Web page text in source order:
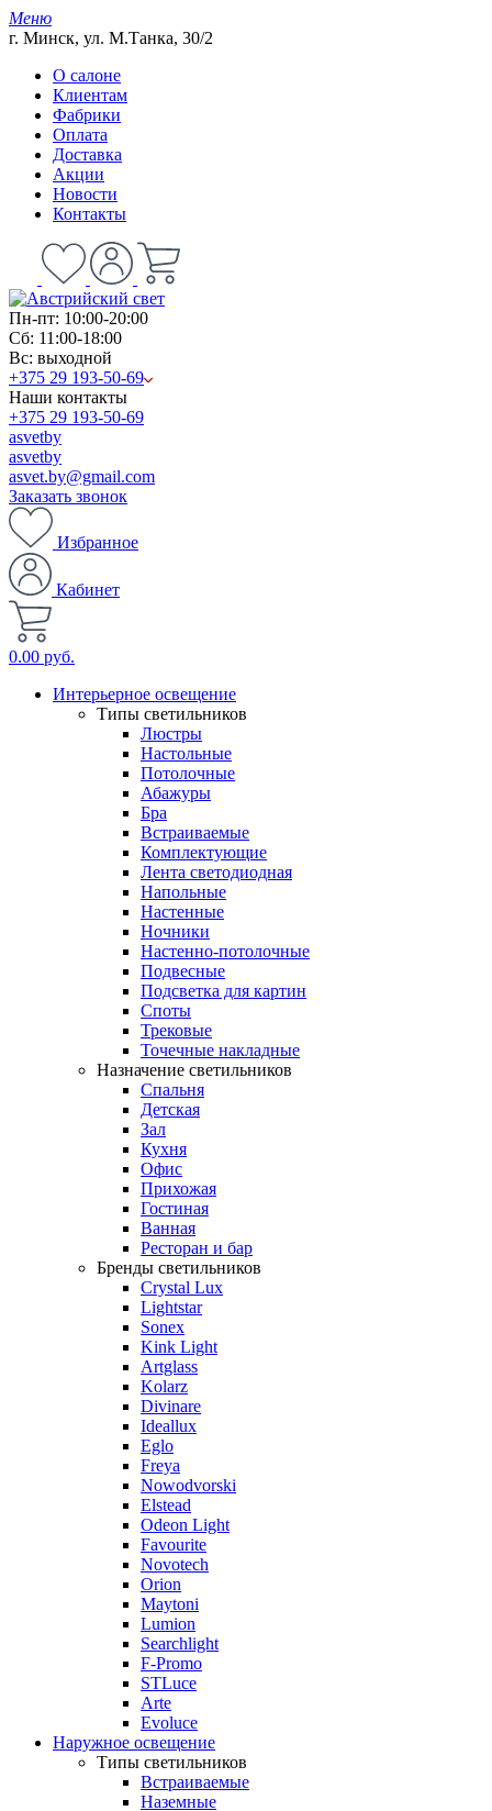
Меню
г. Минск, ул. М.Танка, 30/2
О салоне
Клиентам
Фабрики
Оплата
Доставка
Акции
Новости
Контакты
Пн-пт: 10:00-20:00
Сб: 11:00-18:00
Вс: выходной
+375 29 193-50-69
Наши контакты
+375 29 193-50-69
asvetby
asvetby
asvet.by@gmail.com
Заказать звонок
Избранное
Кабинет
0.00 руб.
Интерьерное освещение
Типы светильников
Люстры
Настольные
Потолочные
Абажуры
Бра
Встраиваемые
Комплектующие
Лента светодиодная
Напольные
Настенные
Ночники
Настенно-потолочные
Подвесные
Подсветка для картин
Споты
Трековые
Точечные накладные
Назначение светильников
Спальня
Детская
Зал
Кухня
Офис
Прихожая
Гостиная
Ванная
Ресторан и бар
Бренды светильников
Crystal Lux
Lightstar
Sonex
Kink Light
Artglass
Kolarz
Divinare
Ideallux
Eglo
Freya
Nowodvorski
Elstead
Odeon Light
Favourite
Novotech
Orion
Maytoni
Lumion
Searchlight
F-Promo
STLuce
Arte
Evoluce
Наружное освещение
Типы светильников
Встраиваемые
Наземные